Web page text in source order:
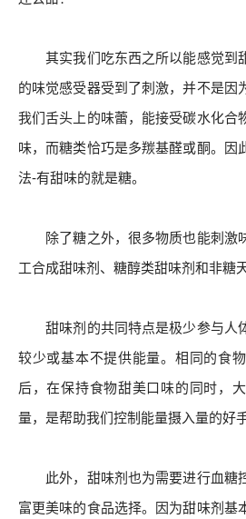
其实我们吃东西之所以能感觉到
的味觉感受器受到了刺激，并不是因
我们舌头上的味蕾，能接受碳水化合
味，而糖类恰巧是多羰基醛或酮。因
法-有甜味的就是糖。
除了糖之外，很多物质也能刺激
工合成甜味剂、糖醇类甜味剂和非糖
甜味剂的共同特点是极少参与人
较少或基本不提供能量。相同的食
后，在保持食物甜美口味的同时，
量，是帮助我们控制能量摄入量的好手
此外，甜味剂也为需要进行血糖
富更美味的食品选择。因为甜味剂基